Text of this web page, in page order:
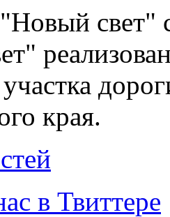
свет"
края.
в Твиттере